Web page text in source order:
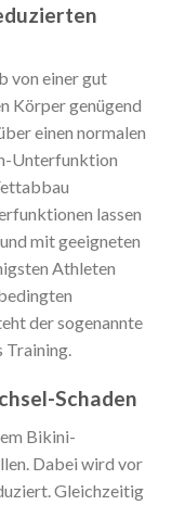
von einer gut
Körper genügend
einen normalen
Unterfunktion
lassen
mit geeigneten
Athleten
der sogenannte
Training.
Schaden
Bikini-
Dabei wird vor
Gleichzeitig